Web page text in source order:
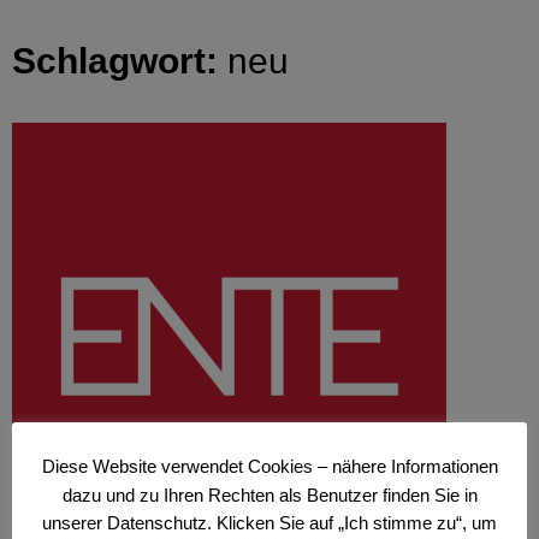
Schlagwort: neu
Diese Website verwendet Cookies – nähere Informationen
dazu und zu Ihren Rechten als Benutzer finden Sie in
unserer Datenschutz. Klicken Sie auf „Ich stimme zu“, um